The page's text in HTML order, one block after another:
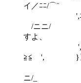
イ／ﾆﾆ/⌒¨
',ﾆﾆ二ﾍ
/ニニ/
すよ、
',ﾆ二
≧≦ ', }〉/
ヽ二二
ニ/_